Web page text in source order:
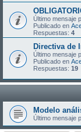
Último mensaje
Publicado en
Respuestas: 4
Directiva de
Último mensaje
Publicado en
Respuestas: 19
Modelo
Último mensaje